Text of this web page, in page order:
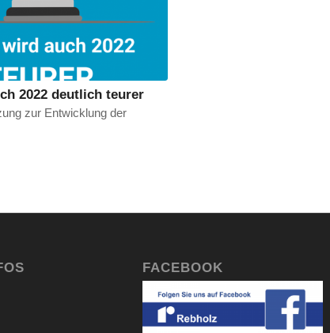
2022 deutlich teurer
zur Entwicklung der
FACEBOOK